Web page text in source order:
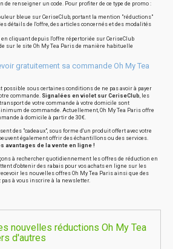
de renseigner un code. Pour profiter de ce type de promo :
bleue sur CeriseClub, portant la mention "réductions"
détails de l'offre, des articles concernés et des modalités
en cliquant depuis l'offre répertoriée sur CeriseClub
sur le site Oh My Tea Paris de manière habituelle
gratuitement sa commande Oh My Tea
possible sous certaines conditions de ne pas avoir à payer
commande. Signalées en violet sur CeriseClub, les
de votre commande à votre domicile sont
de commande. Actuellement, Oh My Tea Paris offre
à domicile à partir de 30€.
des "cadeaux", sous forme d'un produit offert avec votre
également offrir des échantillons ou des services.
avantages de la vente en ligne !
à rechercher quotidiennement les offres de réduction en
d'obtenir des rabais pour vos achats en ligne sur les
les nouvelles offres Oh My Tea Paris ainsi que des
à vous inscrire à la newsletter.
nouvelles réductions Oh My Tea
d'autres